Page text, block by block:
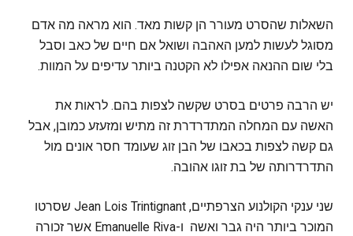
השאלות שהסרט מעורר הן קשות מאד. הוא מראה מה אדם
מסוגל לעשות למען האהבה ושואל אם חיים של כאב וסבל
בלי שום ההנאה אפילו לא הקטנה ביותר עדיפים על המוות.
יש הרבה פרטים בסרט שקשה לצפות בהם. לראות את
האשה עם המחלה המתדרדרת זה מתיש ומזעזע כמובן, אבל
גם קשה לצפות בכאבו של הבן זוג שעומד חסר אונים מול
התדרדרותה של בת זוגו אהובה.
שני ענקי הקולנוע הצרפתיים, Jean Lois Trintignant שסרטו
המוכר ביותר היה גבר ואשה ו-Emanuelle Riva אשר זכורה